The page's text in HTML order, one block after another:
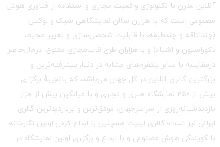
آنلاین مدرن با تکنولوژی واقعیت مجازی و استفاده از فناوری هوش
مصنوعی است که با هزاران سالن نمایشگاهی شیک و لوکس
(چنداتاقه و چندطبقه، با قابلیت شخصی‌سازی و تغییر محیط،
دکوراسیون و اشیاء) و با هزاران طرح قاب‌مجازی متنوع، درحال‌حاضر
درمقایسه با سایر پلتفرم‌های مشابه در دنیا، پیشرفته‌ترین و
بزرگترین گالری آنلاین در کل جهان می‌باشد، که باتجربهٔ برگزاری
بیش از ۲۵۰ نمایشگاه هنری و تجاری و با میانگین بیش از هزار
بازدیدشبانه‌روزی از سراسرجهان، موفق‌ترین و پربازدیدترین گالری
ایرانی نیز است؛ گالری لیلیت همچنین با ابداع کردن اولین نگارخانه
با گویندگی هوش مصنوعی و با ابداع و برگزاری اولین نمایشگاه در